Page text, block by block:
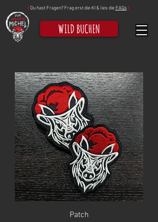
! Du hast Fragen? Frag erst die KI & lies die FAQs !
WILD BUCHEN
Patch